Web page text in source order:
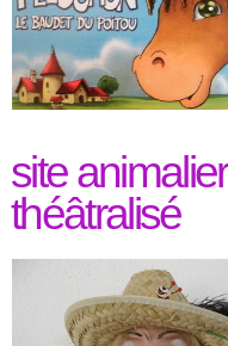
site animalier
théâtralisé